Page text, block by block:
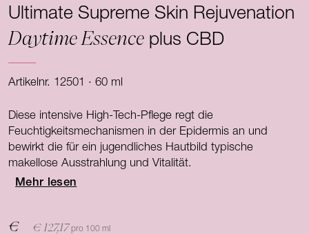
Ultimate Supreme Skin Rejuvenation
Daytime Essence plus CBD
Artikelnr. 12501 · 60 ml
Diese intensive High-Tech-Pflege regt die
Feuchtigkeitsmechanismen in der Epidermis an und
bewirkt die für ein jugendliches Hautbild typische
makellose Ausstrahlung und Vitalität.
Mehr lesen
€ € 127,17 pro 100 ml